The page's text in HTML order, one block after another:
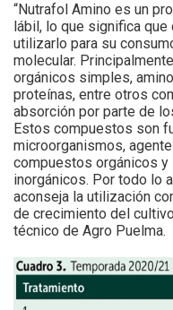
“Nutrafol Amino es un
lábil, lo que significa
utilizarlo para su
molecular.
orgánicos simples,
proteínas, entre otros
absorción por parte de
Estos compuestos son
microorganismos,
compuestos orgánicos
inorgánicos. Por todo lo
aconseja la utilización
de crecimiento del
técnico de Agro Puelma.